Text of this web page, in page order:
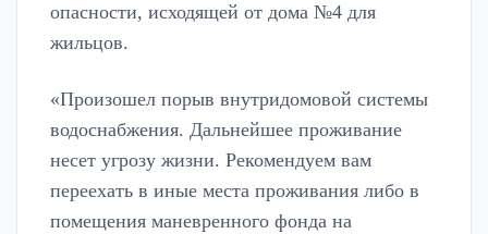
опасности, исходящей от дома №4 для
жильцов.
«Произошел порыв внутридомовой системы
водоснабжения. Дальнейшее проживание
несет угрозу жизни. Рекомендуем вам
переехать в иные места проживания либо в
помещения маневренного фонда на